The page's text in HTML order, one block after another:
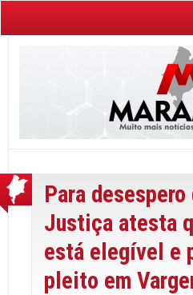
Para desespero
Justiça atesta
está elegível e
pleito em